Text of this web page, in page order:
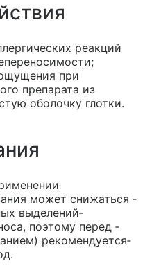
реакций
при
препарата из
оболочку глотки.
­может ­снижаться
выделений­
­поэтому перед
рекомендуется­